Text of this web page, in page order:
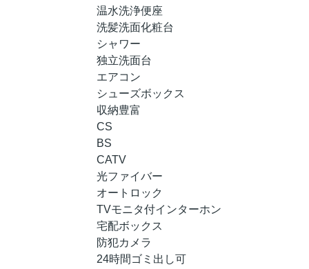
温水洗浄便座
洗髪洗面化粧台
シャワー
独立洗面台
エアコン
シューズボックス
収納豊富
CS
BS
CATV
光ファイバー
オートロック
TVモニタ付インターホン
宅配ボックス
防犯カメラ
24時間ゴミ出し可